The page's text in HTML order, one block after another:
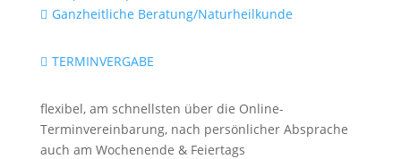
 Ganzheitliche Beratung/Naturheilkunde
 TERMINVERGABE
flexibel, am schnellsten über die Online-
Terminvereinbarung, nach persönlicher Absprache
auch am Wochenende & Feiertags